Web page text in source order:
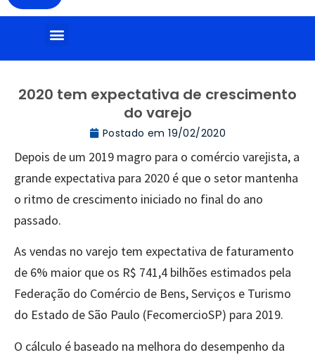
2020 tem expectativa de crescimento
do varejo
Postado em19/02/2020
Depois de um 2019 magro para o comércio varejista, a
grande expectativa para 2020 é que o setor mantenha
o ritmo de crescimento iniciado no final do ano
passado.
As vendas no varejo tem expectativa de faturamento
de 6% maior que os R$ 741,4 bilhões estimados pela
Federação do Comércio de Bens, Serviços e Turismo
do Estado de São Paulo (FecomercioSP) para 2019.
O cálculo é baseado na melhora do desempenho da